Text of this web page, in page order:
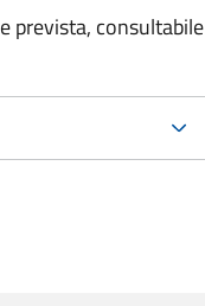
prevista, consultabile